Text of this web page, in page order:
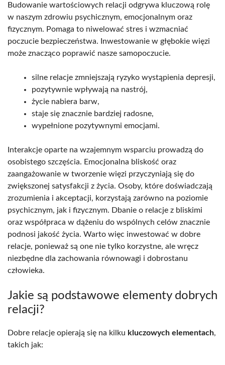
Budowanie wartościowych relacji odgrywa kluczową rolę
w naszym zdrowiu psychicznym, emocjonalnym oraz
fizycznym. Pomaga to niwelować stres i wzmacniać
poczucie bezpieczeństwa. Inwestowanie w głębokie więzi
może znacząco poprawić nasze samopoczucie.
silne relacje zmniejszają ryzyko wystąpienia depresji,
pozytywnie wpływają na nastrój,
życie nabiera barw,
staje się znacznie bardziej radosne,
wypełnione pozytywnymi emocjami.
Interakcje oparte na wzajemnym wsparciu prowadzą do
osobistego szczęścia. Emocjonalna bliskość oraz
zaangażowanie w tworzenie więzi przyczyniają się do
zwiększonej satysfakcji z życia. Osoby, które doświadczają
zrozumienia i akceptacji, korzystają zarówno na poziomie
psychicznym, jak i fizycznym. Dbanie o relacje z bliskimi
oraz współpraca w dążeniu do wspólnych celów znacznie
podnosi jakość życia. Warto więc inwestować w dobre
relacje, ponieważ są one nie tylko korzystne, ale wręcz
niezbędne dla zachowania równowagi i dobrostanu
człowieka.
Jakie są podstawowe elementy dobrych
relacji?
Dobre relacje opierają się na kilku kluczowych elementach,
takich jak: